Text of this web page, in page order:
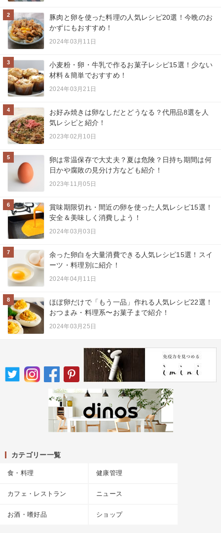
2
豚肉と卵を使った料理の人気レシピ20選！今晩のお
かずにもおすすめ！
2024年03月11日
3
小麦粉・卵・牛乳で作るお菓子レシピ15選！少ない
材料＆簡単でおすすめ！
2024年03月21日
4
お好み焼きは卵なしだとどうなる？代用品8選を人
気レシピと紹介！
2023年02月10日
5
卵は常温保存で大丈夫？夏は危険？日持ち期間は何
日かや腐敗の見分け方なども紹介！
2023年11月05日
6
賞味期限切れ・間近の卵を使った人気レシピ15選！
安全＆美味しく消費しよう！
2024年03月03日
7
余った卵白を大量消費できる人気レシピ15選！スイ
ーツ・料理別に紹介！
2024年04月11日
8
ほぼ卵だけで「もう一品」作れる人気レシピ22選！
おつまみ・料理系〜お菓子まで紹介！
2024年03月25日
カテゴリー一覧
食・料理 健康管理
カフェ・レストラン ニュース
お酒・嗜好品 ショップ